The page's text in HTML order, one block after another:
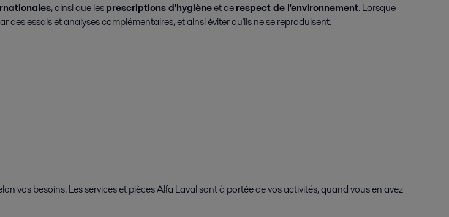
, ainsi que lesprescriptions d'hygièneet derespect de l'environnement. Lorsque
essais et analyses complémentaires, et ainsi éviter qu'ils ne se reproduisent.
vos besoins. Les services et pièces Alfa Laval sont à portée de vos activités, quand vous en avez